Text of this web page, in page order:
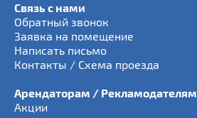
Связь с нами
Обратный звонок
Заявка на помещение
Написать письмо
Контакты / Схема проезда
Арендаторам / Рекламодателям
Акции